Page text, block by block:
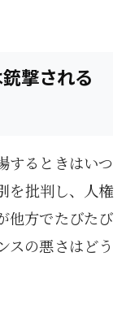
撃される
するときはいつ
を批判し、人権
他方でたびたび
スの悪さはどう